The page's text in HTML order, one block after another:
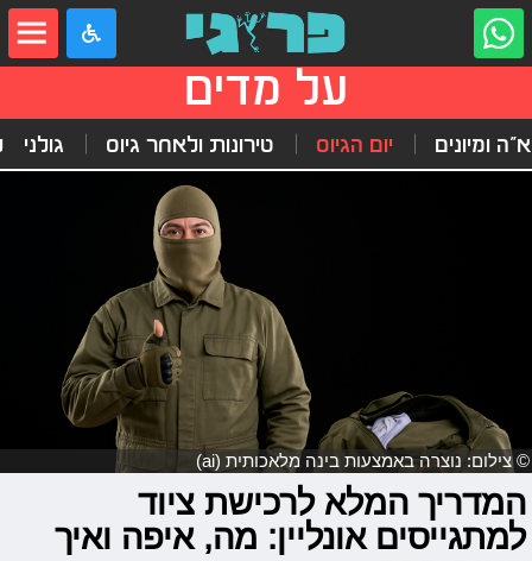
על מדים
ומיונים יום הגיוס טירונות ולאחר גיוס גולני
© צילום: נוצרה באמצעות בינה מלאכותית (ai)
המדריך המלא לרכישת ציוד
למתגייסים אונליין: מה, איפה ואיך